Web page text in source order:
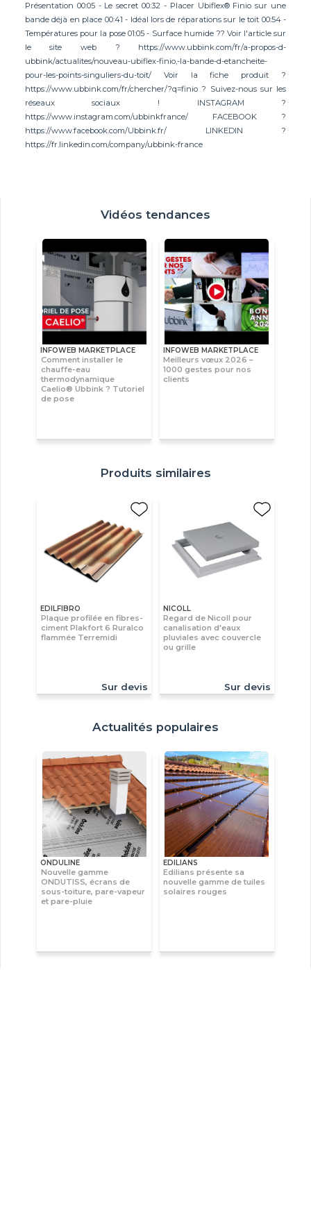
Présentation 00:05 - Le secret 00:32 - Placer Ubiflex® Finio sur une
bande déjà en place 00:41 - Idéal lors de réparations sur le toit 00:54 -
Températures pour la pose 01:05 - Surface humide ?? Voir l'article sur
le site web ? https://www.ubbink.com/fr/a-propos-d-
ubbink/actualites/nouveau-ubiflex-finio,-la-bande-d-etancheite-
pour-les-points-singuliers-du-toit/ Voir la fiche produit ?
https://www.ubbink.com/fr/chercher/?q=finio ? Suivez-nous sur les
réseaux sociaux ! INSTAGRAM ?
https://www.instagram.com/ubbinkfrance/ FACEBOOK ?
https://www.facebook.com/Ubbink.fr/ LINKEDIN ?
https://fr.linkedin.com/company/ubbink-france
Vidéos tendances
INFOWEB MARKETPLACE
Comment installer le
chauffe-eau
thermodynamique
Caelio® Ubbink ? Tutoriel
de pose
INFOWEB MARKETPLACE
Meilleurs vœux 2026 –
1000 gestes pour nos
clients
Produits similaires
EDILFIBRO
Plaque profilée en fibres-
ciment Plakfort 6 Ruralco
flammée Terremidi
Sur devis
NICOLL
Regard de Nicoll pour
canalisation d'eaux
pluviales avec couvercle
ou grille
Sur devis
Actualités populaires
ONDULINE
Nouvelle gamme
ONDUTISS, écrans de
sous-toiture, pare-vapeur
et pare-pluie
EDILIANS
Edilians présente sa
nouvelle gamme de tuiles
solaires rouges